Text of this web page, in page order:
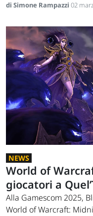
di Simone Rampazzi 02
NEWS
World of
giocatori a
Alla Gamescom 2025,
World of Warcraft: